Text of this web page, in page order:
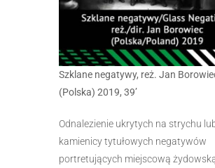
Szklane negatywy, reż. Jan
(Polska) 2019, 39’
Odnalezienie ukrytych na strychu
kamienicy tytułowych negatywów
portretujących miejscową